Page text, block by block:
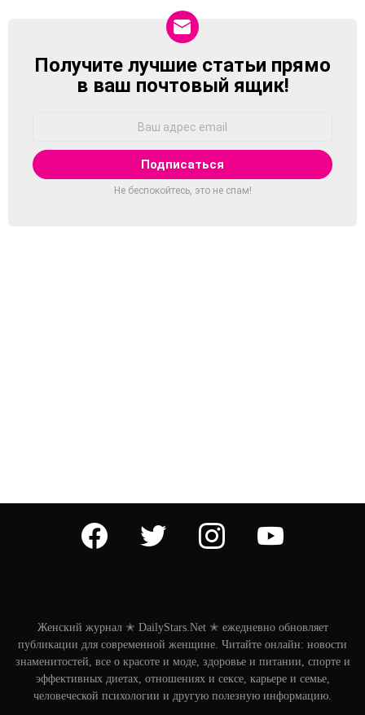
NEWSLETTER
Получите лучшие статьи прямо
в ваш почтовый ящик!
Не беспокойтесь, это не спам!
facebook twitter instagram youtube
Женский журнал ✭ DailyStars.Net ✭ ежедневно обновляет
публикации для современной женщине. Читайте онлайн: новости
знаменитостей, все о красоте и моде, здоровье и питании, спорте и
эффективных диетах, отношениях и сексе, карьере и семье,
человеческой психологии и другую полезную информацию.